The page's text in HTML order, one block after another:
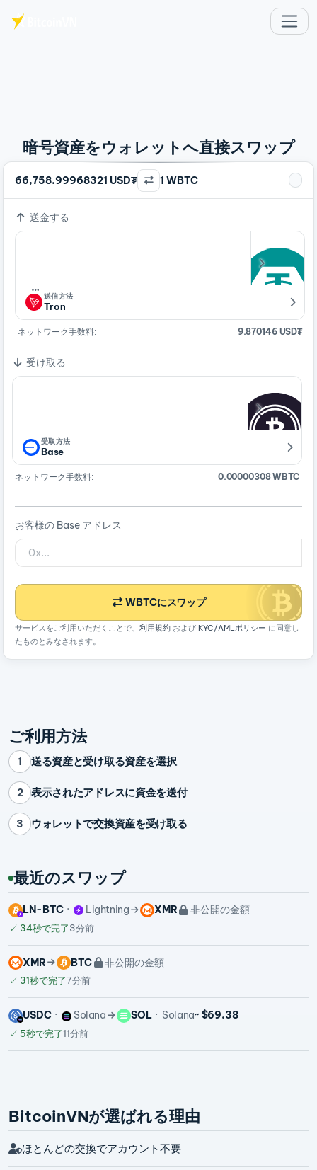
暗号資産をウォレットへ直接スワップ
66,758.99968321 USD₮ 1 WBTC
送金する
…
送信方法
Tron
ネットワーク手数料: 9.870146 USD₮
受け取る
受取方法
Base
ネットワーク手数料: 0.00000308 WBTC
お客様の Base アドレス
WBTCにスワップ
サービスをご利用いただくことで、 利用規約 および KYC/AMLポリシー に同意し
たものとみなされます。
ご利用方法
1 送る資産と受け取る資産を選択
2 表示されたアドレスに資金を送付
3 ウォレットで交換資産を受け取る
最近のスワップ
LN-BTC Lightning XMR 非公開の金額
✓ 34秒で完了3分前
XMR BTC 非公開の金額
✓ 31秒で完了7分前
USDC Solana SOL Solana~ $69.38
✓ 5秒で完了11分前
BitcoinVNが選ばれる理由
ほとんどの交換でアカウント不要